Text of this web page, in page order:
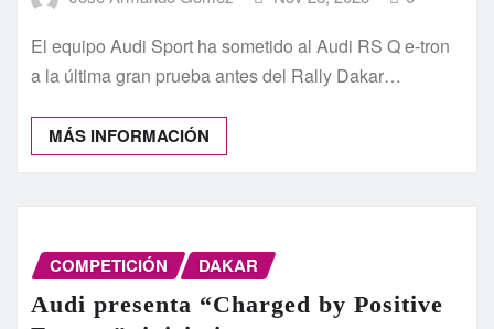
El equipo Audi Sport ha sometido al Audi RS Q e-tron
a la última gran prueba antes del Rally Dakar…
MÁS INFORMACIÓN
COMPETICIÓN DAKAR
Audi presenta “Charged by Positive